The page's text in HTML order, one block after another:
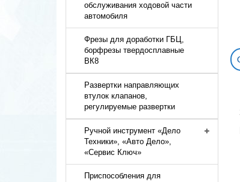
обслуживания ходовой части
автомобиля
Фрезы для доработки ГБЦ,
борфрезы твердосплавные
ВК8
Развертки направляющих
втулок клапанов,
регулируемые развертки
Ручной инструмент «Дело
Техники», «Авто Дело»,
«Сервис Ключ»
Приспособления для